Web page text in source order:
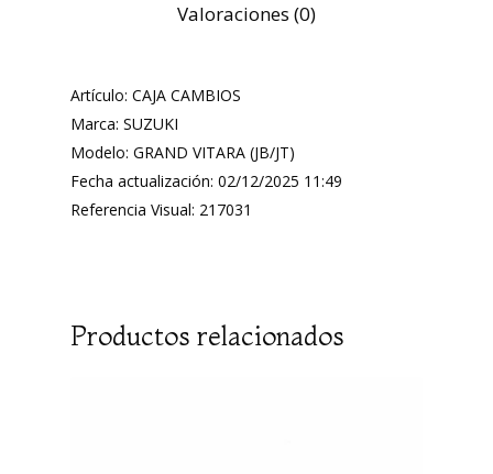
Valoraciones (0)
Artículo: CAJA CAMBIOS
Marca: SUZUKI
Modelo: GRAND VITARA (JB/JT)
Fecha actualización: 02/12/2025 11:49
Referencia Visual: 217031
Productos relacionados